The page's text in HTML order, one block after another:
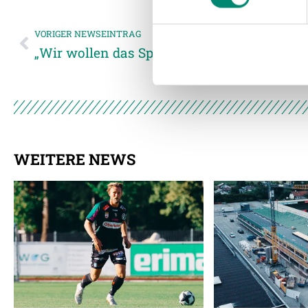
VORIGER NEWSEINTRAG
„Wir wollen das Spiel gewinnen“
WEITERE NEWS